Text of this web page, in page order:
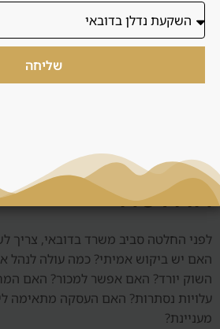
טעויות נפוצות כוללות קנייה לפי
ברוטו, התעלמות מדמי שירות, בחירת
קנייה בגלל לחץ זמן, חוסר בדיקה של
תוכנית ניהול. המטרה של דנסיה היא
שאלות שצריך
החלטה
לפני החלטה סביב משרד בדובאי, צריך
האם יש ביקוש אמיתי? כמה עולה לנהל
השוק יורד? האם אפשר למכור? האם
עלויות נסתרות? האם העסקה מתאימה
מעניינת?
שליחה